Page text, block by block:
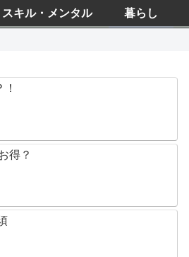
スキル・メンタル 暮らし
得？